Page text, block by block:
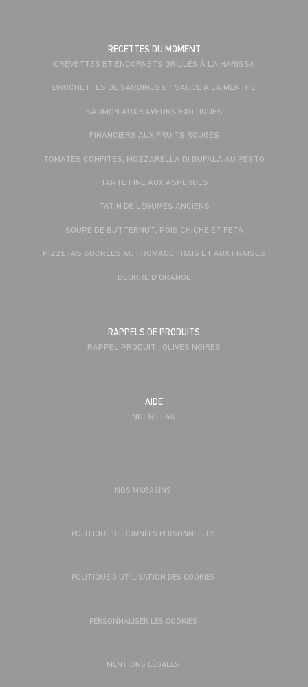
RECETTES DU MOMENT
CREVETTES ET ENCORNETS GRILLÉS À LA HARISSA
BROCHETTES DE SARDINES ET SAUCE À LA MENTHE
SAUMON AUX SAVEURS EXOTIQUES
FINANCIERS AUX FRUITS ROUGES
TOMATES CONFITES, MOZZARELLA DI BUFALA AU PESTO
TARTE FINE AUX ASPERGES
TATIN DE LÉGUMES ANCIENS
SOUPE DE BUTTERNUT, POIS CHICHE ET FETA
PIZZETAS SUCRÉES AU FROMAGE FRAIS ET AUX FRAISES
BEURRE D'ORANGE
RAPPELS DE PRODUITS
RAPPEL PRODUIT : OLIVES NOIRES
AIDE
NOTRE FAQ
NOS MAGASINS
POLITIQUE DE DONNÉES PERSONNELLES
POLITIQUE D’UTILISATION DES COOKIES
PERSONNALISER LES COOKIES
MENTIONS LÉGALES